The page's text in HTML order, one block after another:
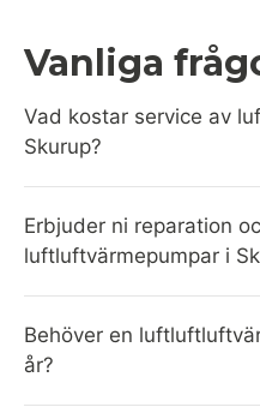
Vanliga
Vad kostar service av
Skurup?
Erbjuder ni reparation
luftluftvärmepumpar i
Behöver en
år?